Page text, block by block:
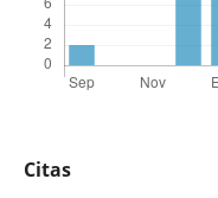
Citas